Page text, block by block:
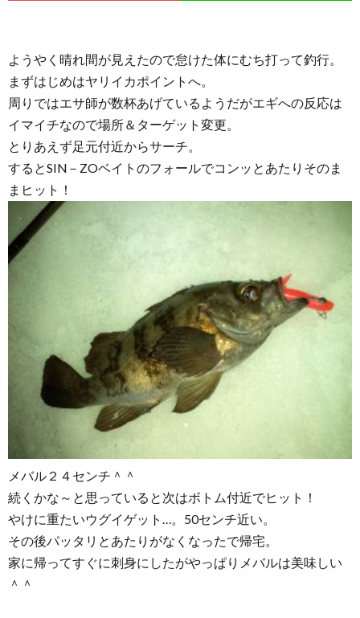
ようやく晴れ間が見えたので怠けた体にむち打って釣行。
まずはじめはヤリイカポイントへ。
周りではエサ師が数杯あげているようだがエギへの反応は
イマイチなので場所＆ターゲット変更。
とりあえず足元付近からサーチ。
するとSIN－ZOベイトのフォールでコンッとあたりそのま
まヒット！
メバル２４センチ＾＾
続くかな～と思っていると次はボトム付近でヒット！
やけに重たいウグイゲット…。50センチ近い。
その後パッタリとあたりがなくなったで帰宅。
家に帰ってすぐに刺身にしたがやっぱりメバルは美味しい
＾＾